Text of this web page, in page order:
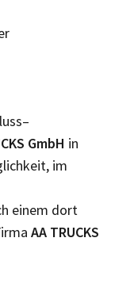
GmbH in
im
einem dort
AA TRUCKS